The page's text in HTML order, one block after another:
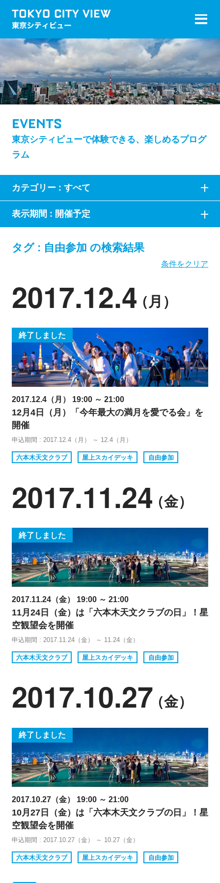
EVENTS
東京シティビューで体験できる、楽しめるプログ
ラム
カテゴリー : すべて
表示期間 : 開催予定
タグ : 自由参加 の検索結果
条件をクリア
2017.12.4（月）
終了しました
2017.12.4（月） 19:00 ～ 21:00
12月4日（月）「今年最大の満月を愛でる会」を
開催
申込期間 : 2017.12.4（月） ～ 12.4（月）
六本木天文クラブ 屋上スカイデッキ 自由参加
2017.11.24（金）
終了しました
2017.11.24（金） 19:00 ～ 21:00
11月24日（金）は「六本木天文クラブの日」！星
空観望会を開催
申込期間 : 2017.11.24（金） ～ 11.24（金）
六本木天文クラブ 屋上スカイデッキ 自由参加
2017.10.27（金）
終了しました
2017.10.27（金） 19:00 ～ 21:00
10月27日（金）は「六本木天文クラブの日」！星
空観望会を開催
申込期間 : 2017.10.27（金） ～ 10.27（金）
六本木天文クラブ 屋上スカイデッキ 自由参加